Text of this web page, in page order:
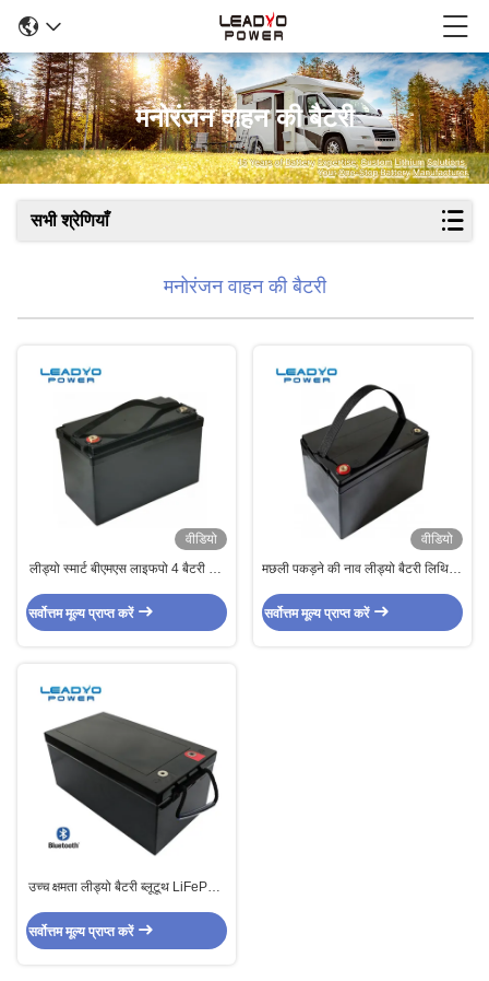
मनोरंजन वाहन की बैटरी
सभी श्रेणियाँ
मनोरंजन वाहन की बैटरी
वीडियो
लीड्यो स्मार्ट बीएमएस लाइफपो 4 बैटरी 12
केस:
सर्वोत्तम मूल्य प्राप्त करें
वीडियो
मछली पकड़ने की नाव लीड्यो बैटरी लिथियम
सर्वोत्तम मूल्य प्राप्त करें
उच्च क्षमता लीड्यो बैटरी ब्लूटूथ LiFePO4
सर्वोत्तम मूल्य प्राप्त करें